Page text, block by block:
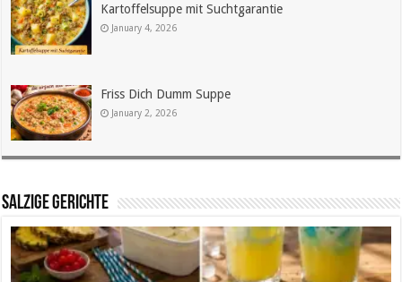
Kartoffelsuppe mit Suchtgarantie
January 4, 2026
Friss Dich Dumm Suppe
January 2, 2026
SALZIGE GERICHTE